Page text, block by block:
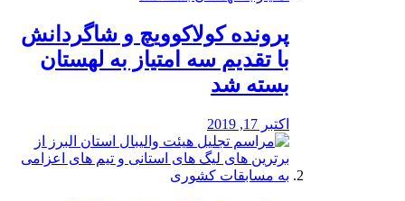
پرونده کولاکوویچ و شاگردانش
با تقدیم سه امتیاز به لهستان
بسته شد
اکتبر 17, 2019